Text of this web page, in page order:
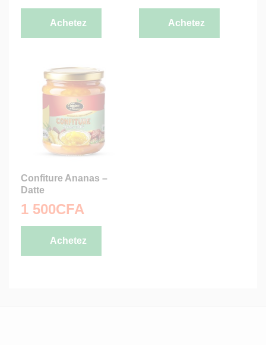
Achetez Achetez
Confiture Ananas –
Datte
1 500CFA
Achetez